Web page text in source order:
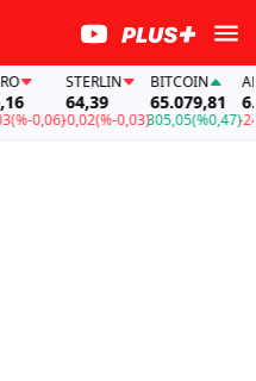
0,06)
STERLIN
64,39
-0,02(%-0,03)
BITCOIN
65.079,81
305,05(%0,47)-